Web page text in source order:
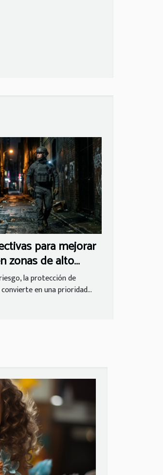
para mejorar
zonas de alto
la protección de
en una prioridad...